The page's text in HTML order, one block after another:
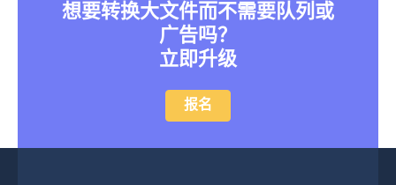
想要转换大文件而不需要队列或
广告吗？
立即升级
报名